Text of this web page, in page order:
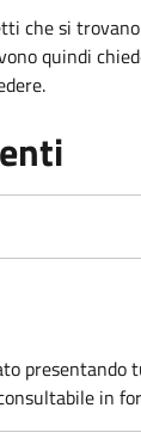
che si
quindi
presentando
in